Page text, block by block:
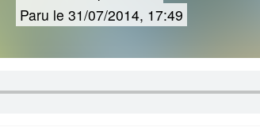
Paru le 31/07/2014, 17:49